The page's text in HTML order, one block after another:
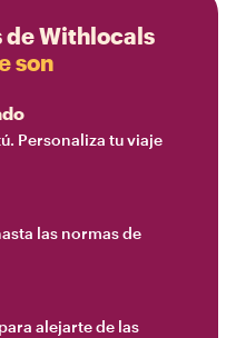
de Withlocals
son
Personaliza tu viaje
las normas de
alejarte de las